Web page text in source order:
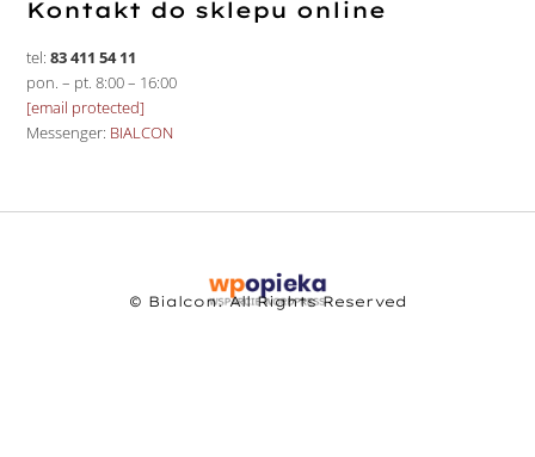
Kontakt do sklepu online
tel: 83 411 54 11
pon. – pt. 8:00 – 16:00
[email protected]
Messenger: BIALCON
© Bialcon. All Rights Reserved